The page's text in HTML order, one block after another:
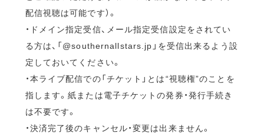
配信視聴は可能です）。
・ドメイン指定受信、メール指定受信設定をされてい
る方は、「@southernallstars.jp」を受信出来るよう設
定しておいてください。
・本ライブ配信での「チケット」とは“視聴権”のことを
指します。紙または電子チケットの発券・発行手続き
は不要です。
・決済完了後のキャンセル・変更は出来ません。